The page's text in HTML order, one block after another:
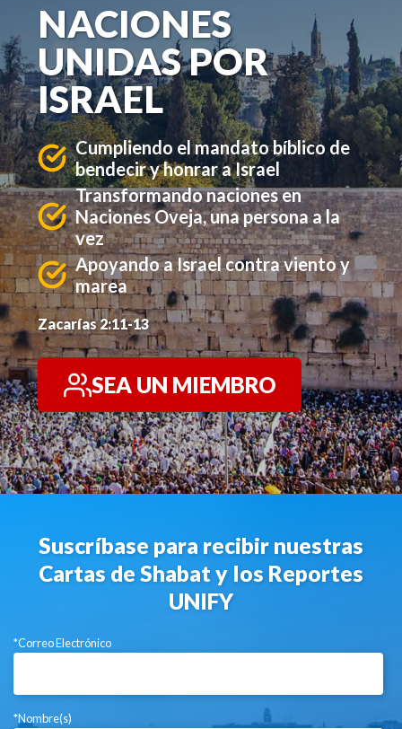
NACIONES
UNIDAS POR
ISRAEL
Cumpliendo el mandato bíblico de
bendecir y honrar a Israel
Transformando naciones en
Naciones Oveja, una persona a la
vez
Apoyando a Israel contra viento y
marea
Zacarías 2:11-13
SEA UN MIEMBRO
Suscríbase para recibir nuestras
Cartas de Shabat y los Reportes
UNIFY
*Correo Electrónico
*Nombre(s)